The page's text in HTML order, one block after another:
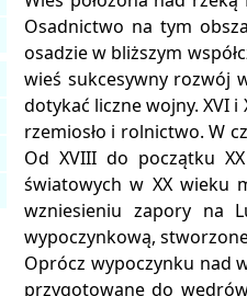
Osadnictwo na tym
osadzie w bliższym
wieś sukcesywny rozwój
dotykać liczne wojny. XVI
rzemiosło i rolnictwo. W
Od XVIII do początku
światowych w XX wieku
wzniesieniu zapory na
wypoczynkową,
Oprócz wypoczynku nad
przygotowane do